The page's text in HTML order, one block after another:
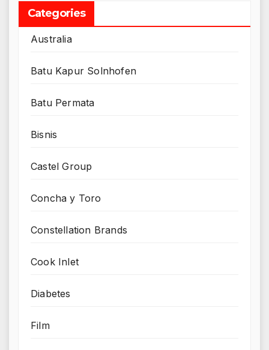
Categories
Australia
Batu Kapur Solnhofen
Batu Permata
Bisnis
Castel Group
Concha y Toro
Constellation Brands
Cook Inlet
Diabetes
Film